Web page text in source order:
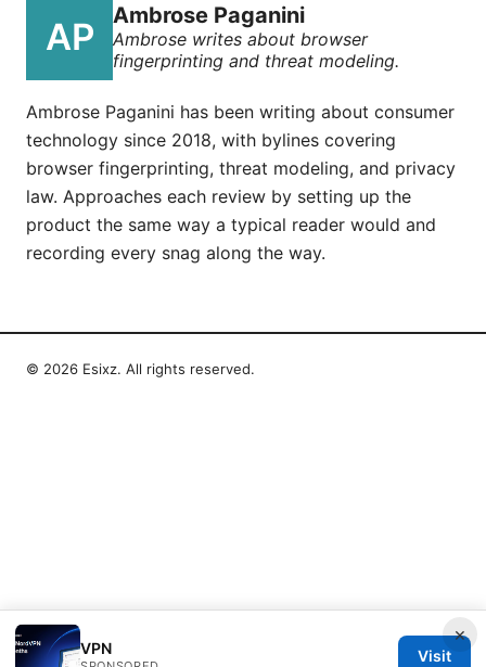
Ambrose Paganini
Ambrose writes about browser
fingerprinting and threat modeling.
Ambrose Paganini has been writing about consumer
technology since 2018, with bylines covering
browser fingerprinting, threat modeling, and privacy
law. Approaches each review by setting up the
product the same way a typical reader would and
recording every snag along the way.
×
VPN Visit
© 2026 Esixz. All rights reserved.